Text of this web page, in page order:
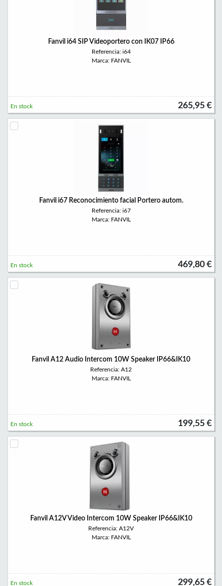
Fanvil i64 SIP Videoportero con IK07 IP66
Referencia: i64
Marca: FANVIL
265,95 €
En stock
Fanvil i67 Reconocimiento facial Portero autom.
Referencia: i67
Marca: FANVIL
469,80 €
En stock
Fanvil A12 Audio Intercom 10W Speaker IP66&IK10
Referencia: A12
Marca: FANVIL
199,55 €
En stock
Fanvil A12V Video Intercom 10W Speaker IP66&IK10
Referencia: A12V
Marca: FANVIL
299,65 €
En stock